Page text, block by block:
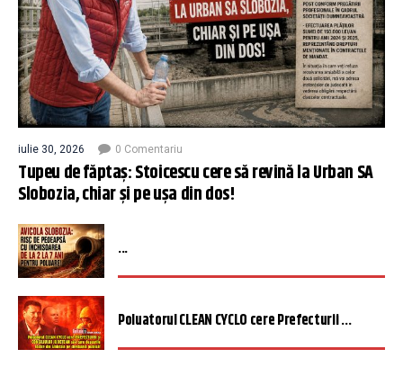
iulie 30, 2026 0 Comentariu
Tupeu de făptaș: Stoicescu cere să revină la Urban SA
Slobozia, chiar și pe ușa din dos!
...
Poluatorul CLEAN CYCLO cere Prefecturii ...